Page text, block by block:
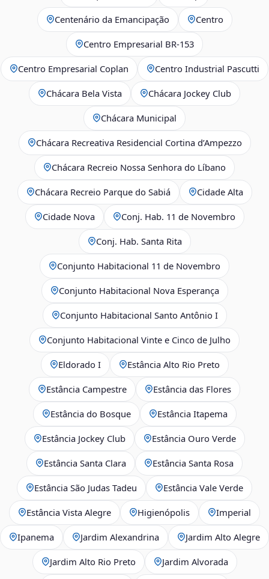
Centenário da Emancipação Centro
Centro Empresarial BR-153
Centro Empresarial Coplan Centro Industrial Pascutti
Chácara Bela Vista Chácara Jockey Club
Chácara Municipal
Chácara Recreativa Residencial Cortina d’Ampezzo
Chácara Recreio Nossa Senhora do Líbano
Chácara Recreio Parque do Sabiá Cidade Alta
Cidade Nova Conj. Hab. 11 de Novembro
Conj. Hab. Santa Rita
Conjunto Habitacional 11 de Novembro
Conjunto Habitacional Nova Esperança
Conjunto Habitacional Santo Antônio I
Conjunto Habitacional Vinte e Cinco de Julho
Eldorado I Estância Alto Rio Preto
Estância Campestre Estância das Flores
Estância do Bosque Estância Itapema
Estância Jockey Club Estância Ouro Verde
Estância Santa Clara Estância Santa Rosa
Estância São Judas Tadeu Estância Vale Verde
Estância Vista Alegre Higienópolis Imperial
Ipanema Jardim Alexandrina Jardim Alto Alegre
Jardim Alto Rio Preto Jardim Alvorada